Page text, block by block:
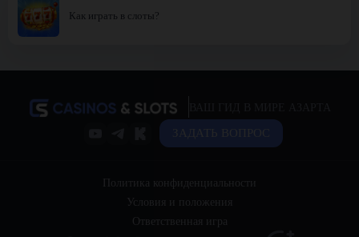
Как играть в слоты?
ЗАДАТЬ ВОПРОС
Политика конфиденциальности
Условия и положения
Ответственная игра